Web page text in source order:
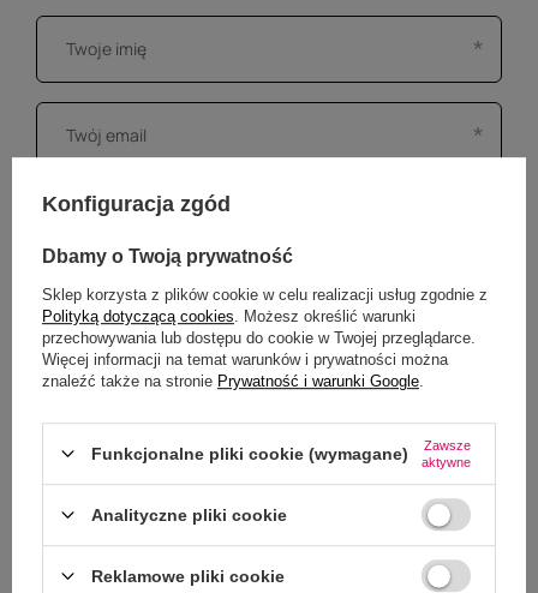
Dodaj własne zdjęcie produktu:
Wybierz plik
Nie wybrano pliku
Konfiguracja zgód
Dbamy o Twoją prywatność
Sklep korzysta z plików cookie w celu realizacji usług zgodnie z
Polityką dotyczącą cookies . Możesz określić warunki
przechowywania lub dostępu do cookie w Twojej przeglądarce.
Więcej informacji na temat warunków i prywatności można
znaleźć także na stronie Prywatność i warunki Google
Funkcjonalne pliki cookie (wymagane)
Zawsze
aktywne
Analityczne pliki cookie
Reklamowe pliki cookie